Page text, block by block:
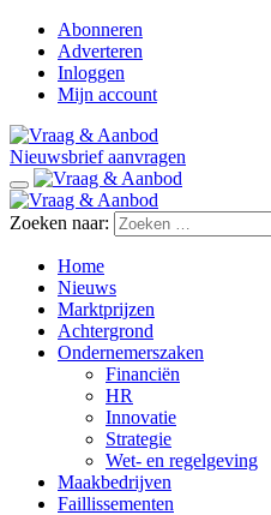
Abonneren
Adverteren
Inloggen
Mijn account
Nieuwsbrief aanvragen
Zoeken naar:
Home
Nieuws
Marktprijzen
Achtergrond
Ondernemerszaken
Financiën
HR
Innovatie
Strategie
Wet- en regelgeving
Maakbedrijven
Faillissementen